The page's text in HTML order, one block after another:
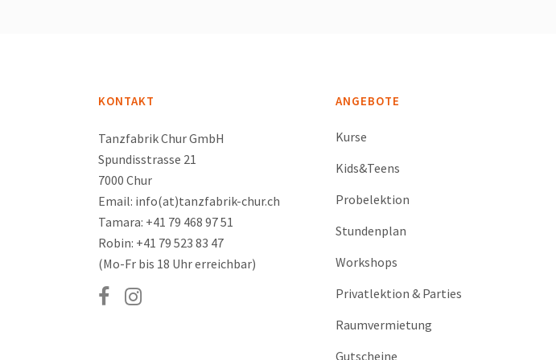
KONTAKT
Tanzfabrik Chur GmbH
Spundisstrasse 21
7000 Chur
Email: info(at)tanzfabrik-chur.ch
Tamara: +41 79 468 97 51
Robin: +41 79 523 83 47
(Mo-Fr bis 18 Uhr erreichbar)
ANGEBOTE
Kurse
Kids&Teens
Probelektion
Stundenplan
Workshops
Privatlektion & Parties
Raumvermietung
Gutscheine